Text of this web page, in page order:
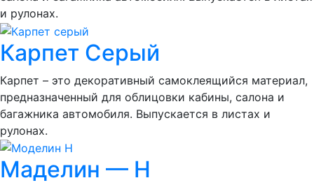
и рулонах.
Карпет Серый
Карпет – это декоративный самоклеящийся материал,
предназначенный для облицовки кабины, салона и
багажника автомобиля. Выпускается в листах и
рулонах.
Маделин — Н